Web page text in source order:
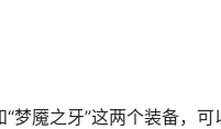
梦魇之牙”这两个装备，